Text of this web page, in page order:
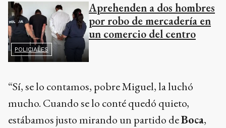
POLICIALES
Aprehenden a dos hombres
por robo de mercadería en
un comercio del centro
“Sí, se lo contamos, pobre Miguel, la luchó
mucho. Cuando se lo conté quedó quieto,
estábamos justo mirando un partido deBoca,